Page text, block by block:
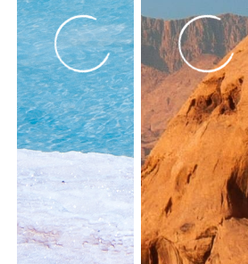
Samedi
07
Samedi
14
Dimanche
08
Dimanche
15
Lundi
09
Lundi
16